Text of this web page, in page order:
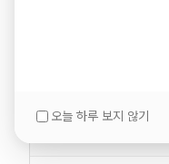
오늘 하루 보지 않기